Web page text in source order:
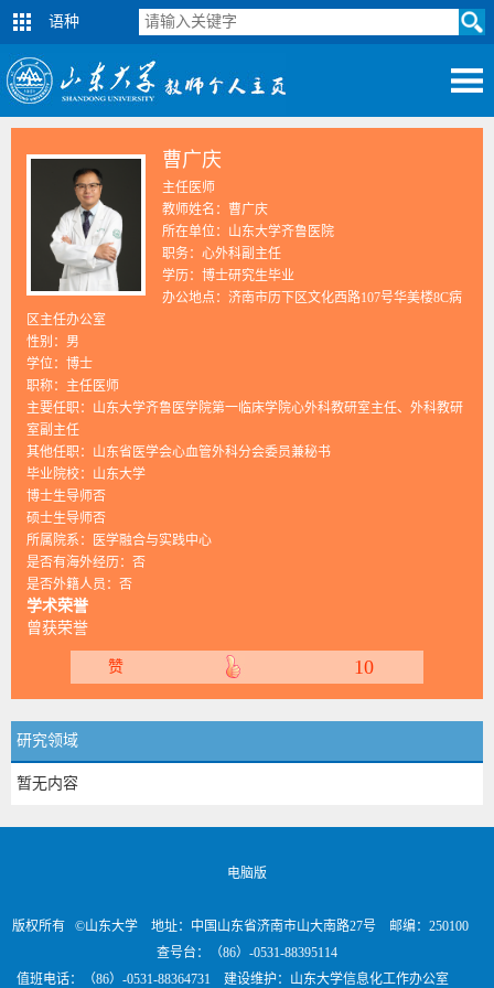
语种
曹广庆
主任医师
教师姓名：曹广庆
所在单位：山东大学齐鲁医院
职务：心外科副主任
学历：博士研究生毕业
办公地点：济南市历下区文化西路107号华美楼8C病
区主任办公室
性别：男
学位：博士
职称：主任医师
主要任职：山东大学齐鲁医学院第一临床学院心外科教研室主任、外科教研
室副主任
其他任职：山东省医学会心血管外科分会委员兼秘书
毕业院校：山东大学
博士生导师否
硕士生导师否
所属院系：医学融合与实践中心
是否有海外经历：否
是否外籍人员：否
学术荣誉
曾获荣誉
赞 10
研究领域
暂无内容
电脑版
版权所有 ©山东大学 地址：中国山东省济南市山大南路27号 邮编：250100
查号台：（86）-0531-88395114
值班电话：（86）-0531-88364731 建设维护：山东大学信息化工作办公室